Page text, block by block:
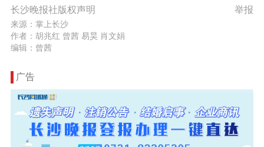
举报
长沙晚报社版权声明
来源：掌上长沙
作者：胡兆红 曾茜 易昊 肖文娟
编辑：曾茜
广告